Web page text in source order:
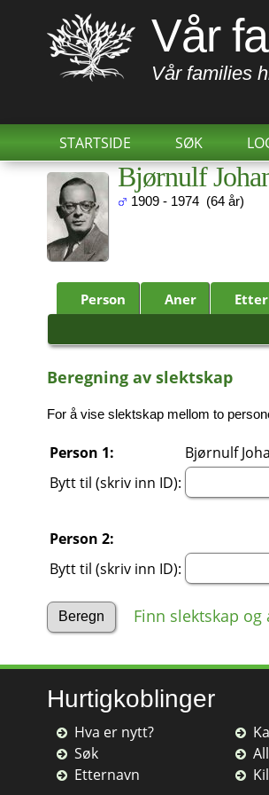
Vår
Vår families
STARTSIDE SØK
Bjørnulf
1909 - 1974 (64 år)
Person Aner
Beregning av slektskap
For å vise slektskap mellom to
Person 1:
Bjørnulf
Bytt til (skriv inn ID):
Person 2:
Bytt til (skriv inn ID):
Finn slektskap
Hurtigkoblinger
Hva er nytt?
Søk
Etternavn